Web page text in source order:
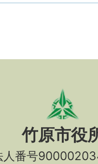
竹原市役
人番号